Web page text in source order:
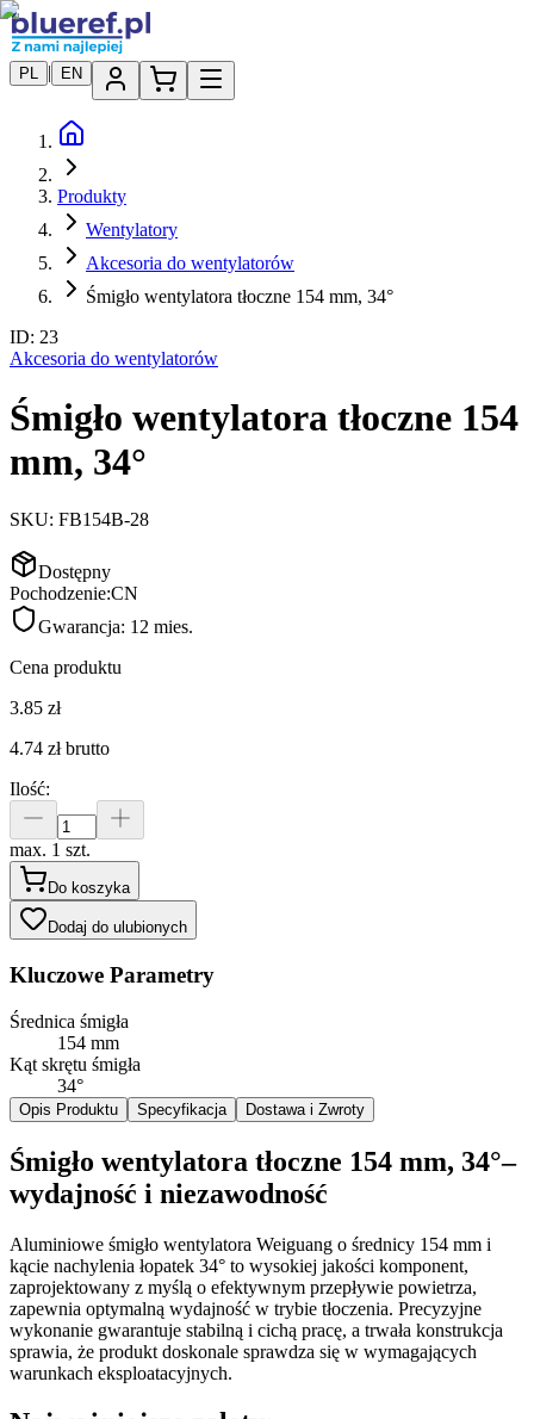
PL | EN
Produkty
Wentylatory
Akcesoria do wentylatorów
Śmigło wentylatora tłoczne 154 mm, 34°
ID: 23
Akcesoria do wentylatorów
Śmigło wentylatora tłoczne 154
mm, 34°
SKU: FB154B-28
Dostępny
Pochodzenie:CN
Gwarancja: 12 mies.
Cena produktu
3.85 zł
4.74 zł brutto
Ilość:
max. 1 szt.
Do koszyka
Dodaj do ulubionych
Kluczowe Parametry
Średnica śmigła
154 mm
Kąt skrętu śmigła
34°
Opis Produktu Specyfikacja Dostawa i Zwroty
Śmigło wentylatora tłoczne 154 mm, 34°–
wydajność i niezawodność
Aluminiowe śmigło wentylatora Weiguang o średnicy 154 mm i
kącie nachylenia łopatek 34° to wysokiej jakości komponent,
zaprojektowany z myślą o efektywnym przepływie powietrza,
zapewnia optymalną wydajność w trybie tłoczenia. Precyzyjne
wykonanie gwarantuje stabilną i cichą pracę, a trwała konstrukcja
sprawia, że produkt doskonale sprawdza się w wymagających
warunkach eksploatacyjnych.